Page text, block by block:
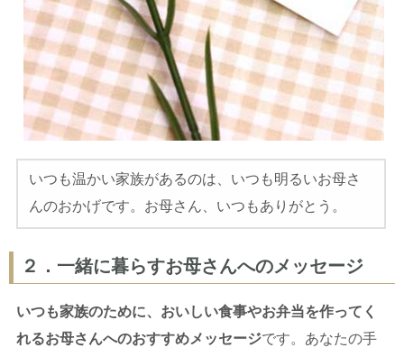
いつも温かい家族があるのは、いつも明るいお母さ
んのおかげです。お母さん、いつもありがとう。
２．一緒に暮らすお母さんへのメッセージ
いつも家族のために、おいしい食事やお弁当を作ってく
れるお母さんへのおすすめメッセージです。あなたの手